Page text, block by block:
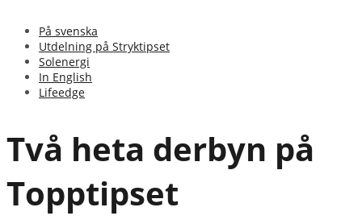
På svenska
Utdelning på Stryktipset
Solenergi
In English
Lifeedge
Två heta derbyn på
Topptipset